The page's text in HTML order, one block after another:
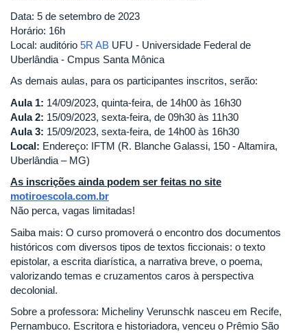
Data: 5 de setembro de 2023
Horário: 16h
Local: auditório 5R AB UFU - Universidade Federal de
Uberlândia - Cmpus Santa Mônica
As demais aulas, para os participantes inscritos, serão:
Aula 1: 14/09/2023, quinta-feira, de 14h00 às 16h30
Aula 2: 15/09/2023, sexta-feira, de 09h30 às 11h30
Aula 3: 15/09/2023, sexta-feira, de 14h00 às 16h30
Local: Endereço: IFTM (R. Blanche Galassi, 150 - Altamira,
Uberlândia – MG)
As inscrições ainda podem ser feitas no site
motiroescola.com.br
Não perca, vagas limitadas!
Saiba mais: O curso promoverá o encontro dos documentos
históricos com diversos tipos de textos ficcionais: o texto
epistolar, a escrita diarística, a narrativa breve, o poema,
valorizando temas e cruzamentos caros à perspectiva
decolonial.
Sobre a professora: Micheliny Verunschk nasceu em Recife,
Pernambuco. Escritora e historiadora, venceu o Prêmio São